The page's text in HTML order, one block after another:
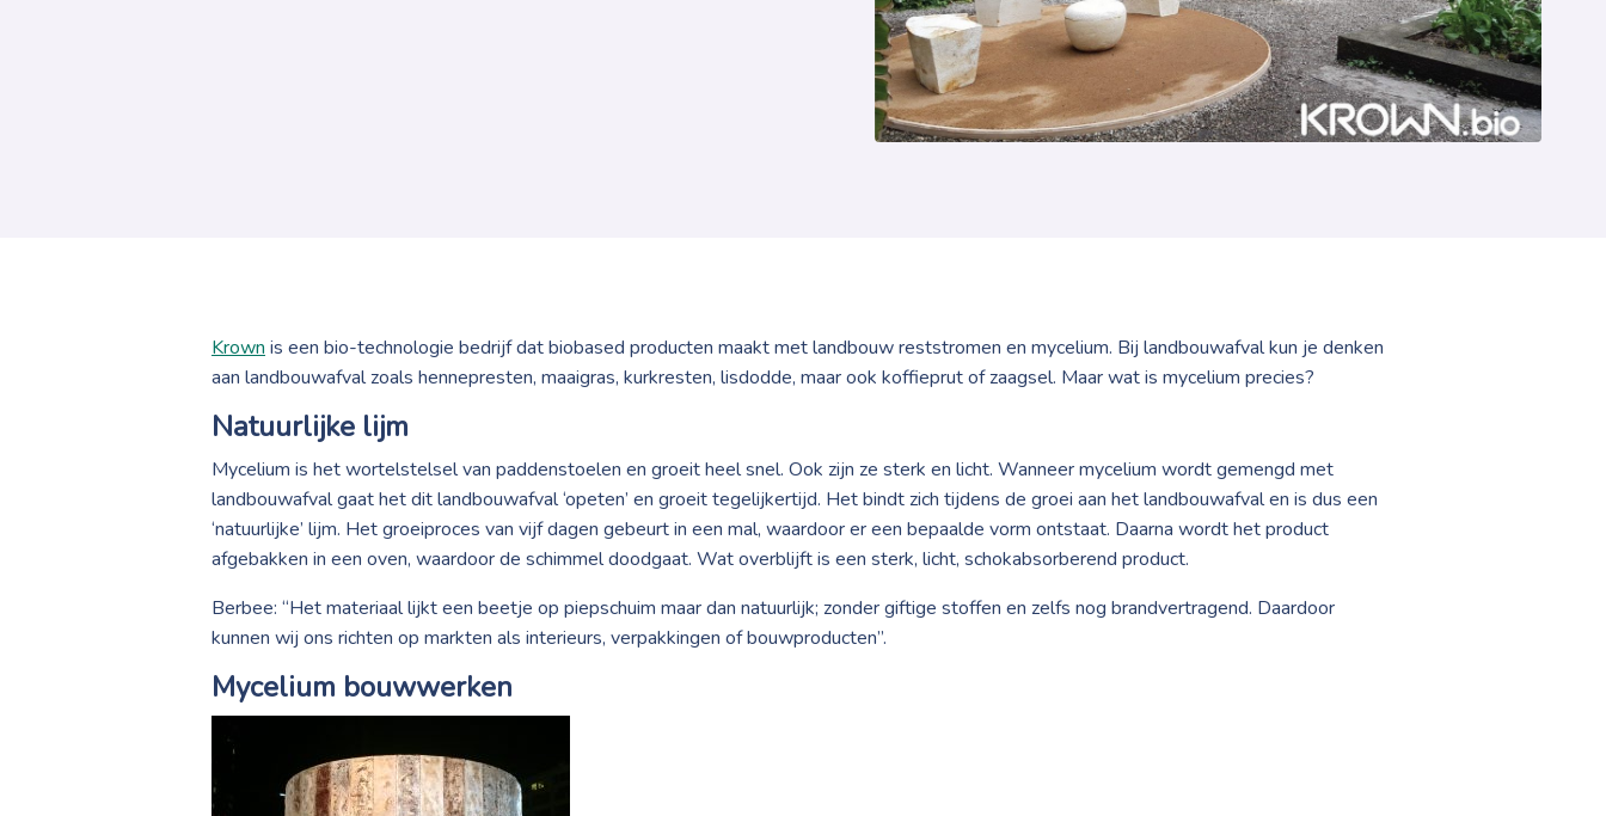
Krown is een bio-technologie bedrijf dat biobased producten maakt met landbouw reststromen en mycelium. Bij landbouwafval kun je denken
aan landbouwafval zoals hennepresten, maaigras, kurkresten, lisdodde, maar ook koffieprut of zaagsel. Maar wat is mycelium precies?
Natuurlijke lijm
Mycelium is het wortelstelsel van paddenstoelen en groeit heel snel. Ook zijn ze sterk en licht. Wanneer mycelium wordt gemengd met
landbouwafval gaat het dit landbouwafval ‘opeten’ en groeit tegelijkertijd. Het bindt zich tijdens de groei aan het landbouwafval en is dus een
‘natuurlijke’ lijm. Het groeiproces van vijf dagen gebeurt in een mal, waardoor er een bepaalde vorm ontstaat. Daarna wordt het product
afgebakken in een oven, waardoor de schimmel doodgaat. Wat overblijft is een sterk, licht, schokabsorberend product.
Berbee: “Het materiaal lijkt een beetje op piepschuim maar dan natuurlijk; zonder giftige stoffen en zelfs nog brandvertragend. Daardoor
kunnen wij ons richten op markten als interieurs, verpakkingen of bouwproducten”.
Mycelium bouwwerken